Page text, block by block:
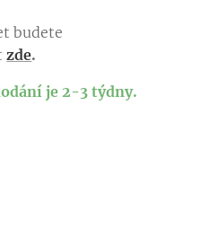
budete
zde.
je 2-3 týdny.